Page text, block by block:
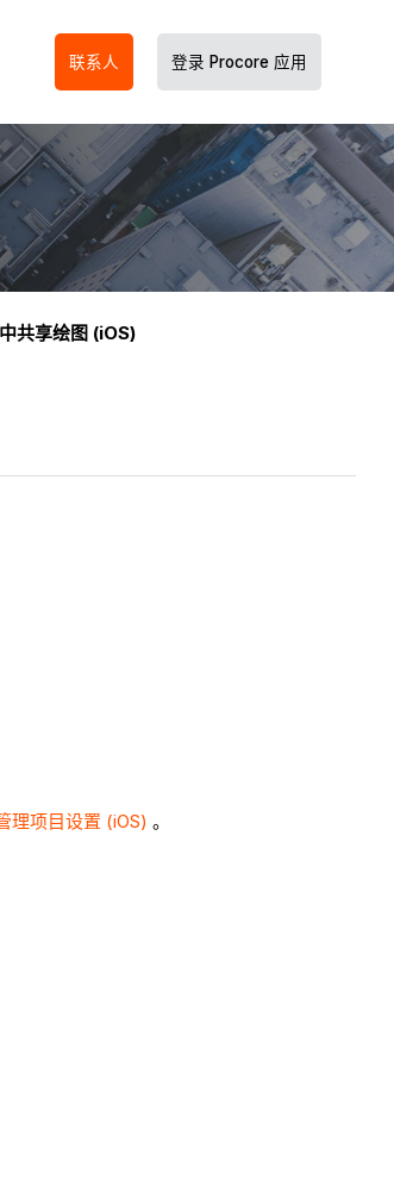
联系人 登录 Procore 应用
共享绘图 (iOS)
理项目设置 (iOS) 。